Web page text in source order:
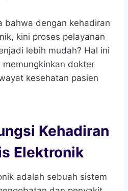
bahwa dengan kehadiran
kini proses pelayanan
lebih mudah? Hal ini
memungkinkan dokter
kesehatan pasien
Kehadiran
Elektronik
adalah sebuah sistem